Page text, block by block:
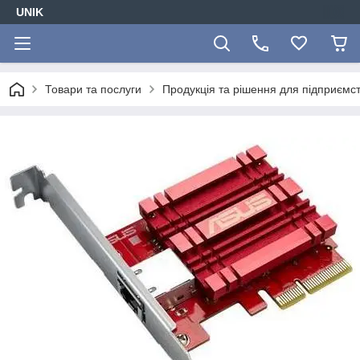
UNIK
Товари та послуги Продукція та рішення для